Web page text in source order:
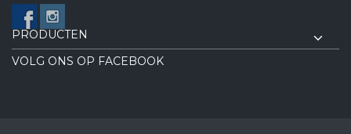
PRODUCTEN
VOLG ONS OP FACEBOOK